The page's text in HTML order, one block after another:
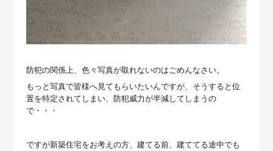
防犯の関係上、色々写真が取れないのはごめんなさい。
もっと写真で皆様へ見てもらいたいんですが、そうすると位
置を特定されてしまい、防犯威力が半減してしまうの
で・・・
ですが新築住宅をお考えの方、建てる前、建ててる途中でも